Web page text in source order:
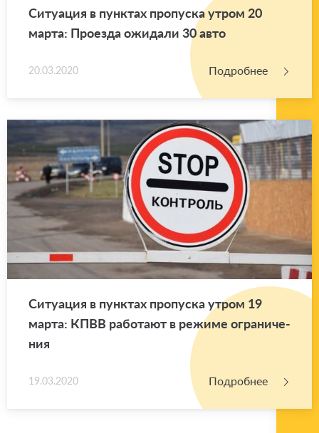
Си­ту­а­ция в пунк­тах про­пус­ка утром 20
марта: Про­ез­да ожи­да­ли 30 авто
20.03.2020 Подробнее
Си­ту­а­ция в пунк­тах про­пус­ка утром 19
марта: КПВВ ра­бо­та­ют в ре­жи­ме огра­ни­че­
ния
19.03.2020 Подробнее